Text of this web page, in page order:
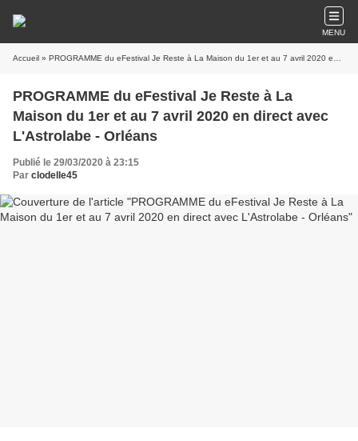
MENU
Accueil » PROGRAMME du eFestival Je Reste à La Maison du 1er et au 7 avril 2020 en direct avec L'Astrolabe - Orléans
PROGRAMME du eFestival Je Reste à La
Maison du 1er et au 7 avril 2020 en direct avec
L'Astrolabe - Orléans
Publié le 29/03/2020 à 23:15
Par clodelle45